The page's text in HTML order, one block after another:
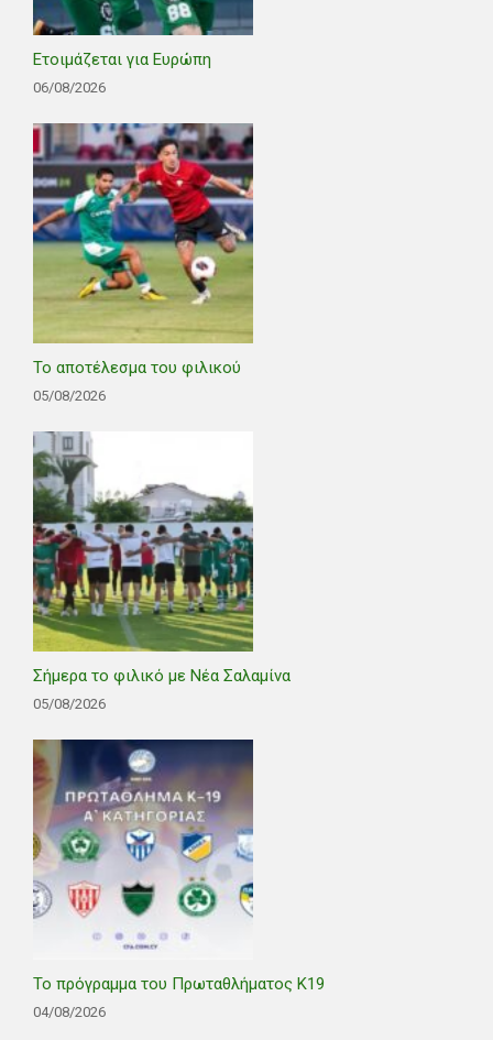
Ετοιμάζεται για Ευρώπη
06/08/2026
Το αποτέλεσμα του φιλικού
05/08/2026
Σήμερα το φιλικό με Νέα Σαλαμίνα
05/08/2026
Το πρόγραμμα του Πρωταθλήματος Κ19
04/08/2026